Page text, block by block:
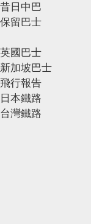
昔日中巴
保留巴士
英國巴士
新加坡巴士
飛行報告
日本鐵路
台灣鐵路